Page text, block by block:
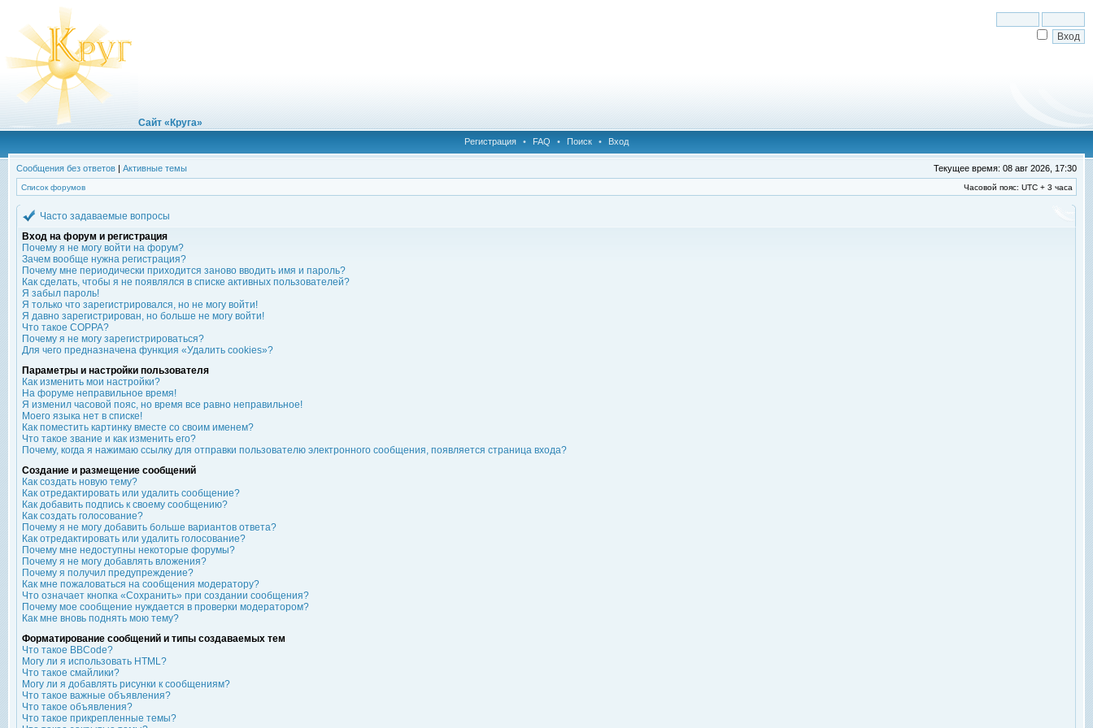
Сайт «Круга»
Регистрация • FAQ • Поиск • Вход
Сообщения без ответов | Активные темы Текущее время: 08 авг 2026, 17:30
Список форумов Часовой пояс: UTC + 3 часа
Часто задаваемые вопросы
Вход на форум и регистрация
Почему я не могу войти на форум?
Зачем вообще нужна регистрация?
Почему мне периодически приходится заново вводить имя и пароль?
Как сделать, чтобы я не появлялся в списке активных пользователей?
Я забыл пароль!
Я только что зарегистрировался, но не могу войти!
Я давно зарегистрирован, но больше не могу войти!
Что такое COPPA?
Почему я не могу зарегистрироваться?
Для чего предназначена функция «Удалить cookies»?
Параметры и настройки пользователя
Как изменить мои настройки?
На форуме неправильное время!
Я изменил часовой пояс, но время все равно неправильное!
Моего языка нет в списке!
Как поместить картинку вместе со своим именем?
Что такое звание и как изменить его?
Почему, когда я нажимаю ссылку для отправки пользователю электронного сообщения, появляется страница входа?
Создание и размещение сообщений
Как создать новую тему?
Как отредактировать или удалить сообщение?
Как добавить подпись к своему сообщению?
Как создать голосование?
Почему я не могу добавить больше вариантов ответа?
Как отредактировать или удалить голосование?
Почему мне недоступны некоторые форумы?
Почему я не могу добавлять вложения?
Почему я получил предупреждение?
Как мне пожаловаться на сообщения модератору?
Что означает кнопка «Сохранить» при создании сообщения?
Почему мое сообщение нуждается в проверки модератором?
Как мне вновь поднять мою тему?
Форматирование сообщений и типы создаваемых тем
Что такое BBCode?
Могу ли я использовать HTML?
Что такое смайлики?
Могу ли я добавлять рисунки к сообщениям?
Что такое важные объявления?
Что такое объявления?
Что такое прикрепленные темы?